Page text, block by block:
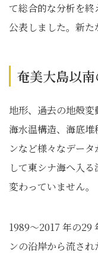
て総合的な分析を
公表しました。新た
奄美大島以
地形、過去の地殻
海水温構造、海底
ンなど様々なデー
して東シナ海へ入
変わっていません。
1989～2017 年の29
ンの沿岸から流さ